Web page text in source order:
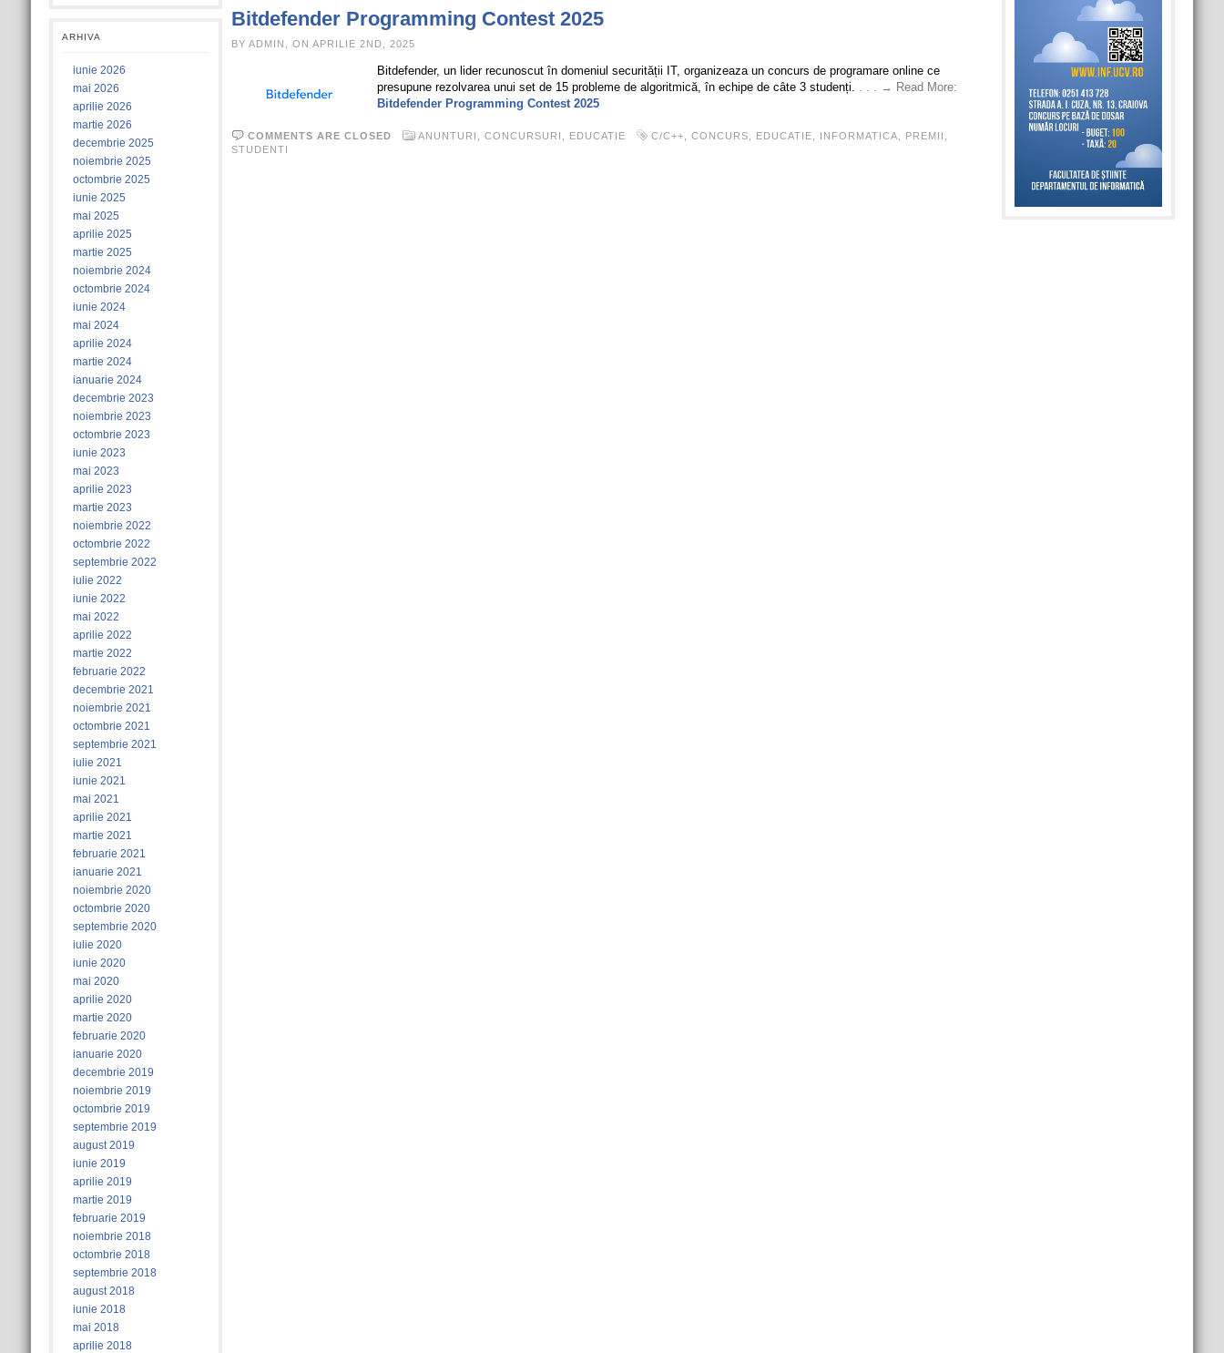
ARHIVA
iunie 2026
mai 2026
aprilie 2026
martie 2026
decembrie 2025
noiembrie 2025
octombrie 2025
iunie 2025
mai 2025
aprilie 2025
martie 2025
noiembrie 2024
octombrie 2024
iunie 2024
mai 2024
aprilie 2024
martie 2024
ianuarie 2024
decembrie 2023
noiembrie 2023
octombrie 2023
iunie 2023
mai 2023
aprilie 2023
martie 2023
noiembrie 2022
octombrie 2022
septembrie 2022
iulie 2022
iunie 2022
mai 2022
aprilie 2022
martie 2022
februarie 2022
decembrie 2021
noiembrie 2021
octombrie 2021
septembrie 2021
iulie 2021
iunie 2021
mai 2021
aprilie 2021
martie 2021
februarie 2021
ianuarie 2021
noiembrie 2020
octombrie 2020
septembrie 2020
iulie 2020
iunie 2020
mai 2020
aprilie 2020
martie 2020
februarie 2020
ianuarie 2020
decembrie 2019
noiembrie 2019
octombrie 2019
septembrie 2019
august 2019
iunie 2019
aprilie 2019
martie 2019
februarie 2019
noiembrie 2018
octombrie 2018
septembrie 2018
august 2018
iunie 2018
mai 2018
aprilie 2018
Bitdefender Programming Contest 2025
BY ADMIN, ON APRILIE 2ND, 2025
Bitdefender, un lider recunoscut în domeniul securității IT, organizeaza un concurs de programare online ce
presupune rezolvarea unui set de 15 probleme de algoritmică, în echipe de câte 3 studenți. . . . → Read More:
Bitdefender Programming Contest 2025
COMMENTS ARE CLOSED ANUNTURI CONCURSURI EDUCATIE C/C++ CONCURS EDUCATIE INFORMATICA PREMII
STUDENTI